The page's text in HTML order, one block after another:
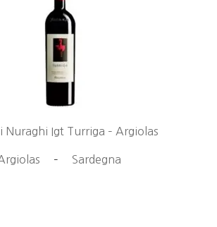
Nuraghi Igt Turriga – Argiolas
– Sardegna